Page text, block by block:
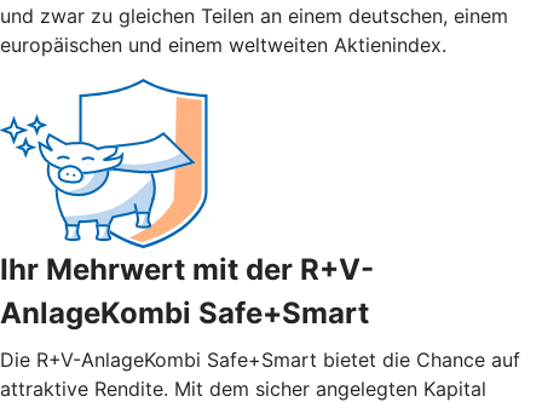
und zwar zu gleichen Teilen an einem deutschen, einem
europäischen und einem weltweiten Aktienindex.
Ihr Mehrwert mit der R+V-
AnlageKombi Safe+Smart
Die R+V-AnlageKombi Safe+Smart bietet die Chance auf
attraktive Rendite. Mit dem sicher angelegten Kapital